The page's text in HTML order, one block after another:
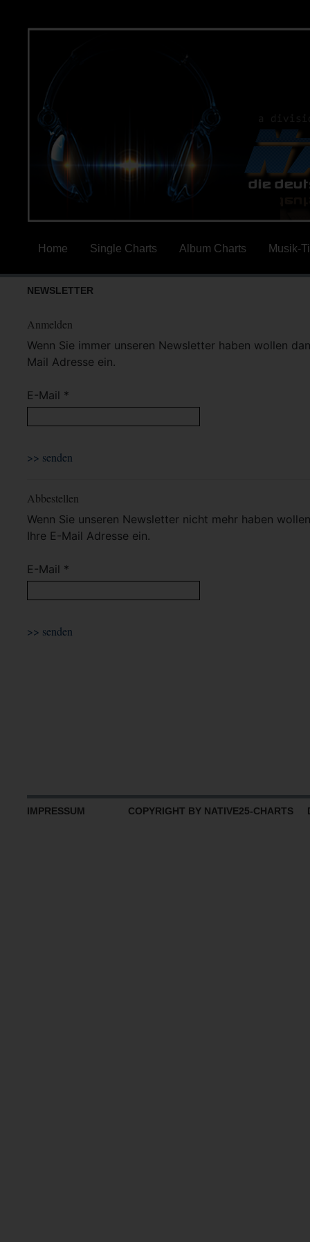
Home Single Charts Album Charts Musik-
NEWSLETTER
Anmelden
Wenn Sie immer unseren Newsletter haben wollen
Mail Adresse ein.
E-Mail *
Abbestellen
Wenn Sie unseren Newsletter nicht mehr haben
Ihre E-Mail Adresse ein.
E-Mail *
IMPRESSUM COPYRIGHT BY NATIVE25-CHARTS